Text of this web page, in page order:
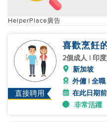
HelperPlace廣告
直接聘用
喜歡烹飪
2個成人 | 印
新加坡
外傭 | 全職
在此日期
非常活躍